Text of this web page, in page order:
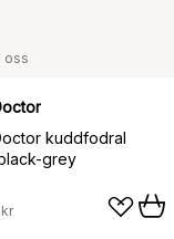
oss
kuddfodral
grey